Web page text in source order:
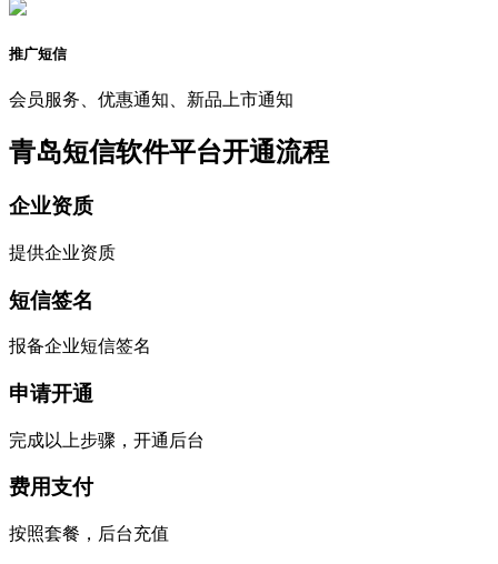
推广短信
会员服务、优惠通知、新品上市通知
青岛短信软件平台开通流程
企业资质
提供企业资质
短信签名
报备企业短信签名
申请开通
完成以上步骤，开通后台
费用支付
按照套餐，后台充值